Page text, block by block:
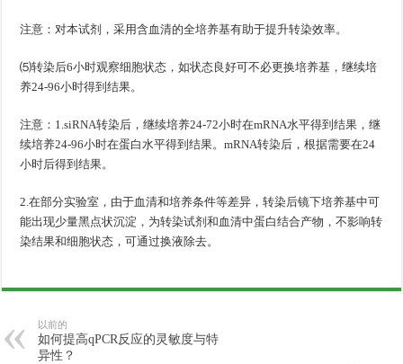
注意：对本试剂，采用含血清的全培养基有助于提升转染效率。
⑸转染后6小时观察细胞状态，如状态良好可不必更换培养基，继续培
养24-96小时得到结果。
注意：1.siRNA转染后，继续培养24-72小时在mRNA水平得到结果，继
续培养24-96小时在蛋白水平得到结果。mRNA转染后，根据需要在24
小时后得到结果。
2.在部分实验室，由于血清和培养条件等差异，转染后镜下培养基中可
能出现少量黑点状沉淀，为转染试剂和血清中蛋白结合产物，不影响转
染结果和细胞状态，可通过换液除去。
以前的
如何提高qPCR反应的灵敏度与特
异性？